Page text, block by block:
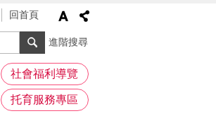
回首頁
進階搜尋
社會福利導覽
托育服務專區